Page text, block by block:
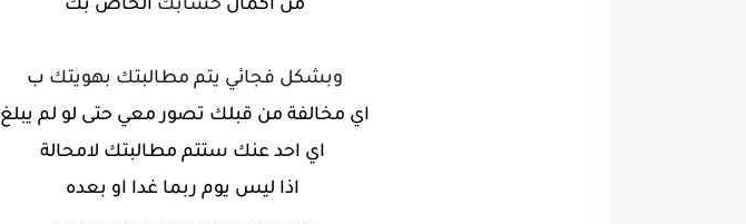
من اكمال حسابك الخاص بك
وبشكل فجائي يتم مطالبتك بهويتك ب
اي مخالفة من قبلك تصور معي حتى لو لم يبلغ
اي احد عنك ستتم مطالبتك لامحالة
اذا ليس يوم ربما غدا او بعده